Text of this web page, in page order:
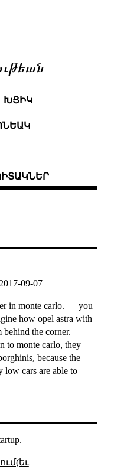
ԽՑԻԿ
2017-09-07
in monte carlo. — you
how opel astra with
behind the corner. —
to monte carlo, they
because the
low cars are able to